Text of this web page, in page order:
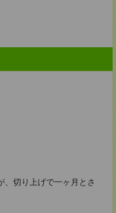
切り上げで一ヶ月とさ